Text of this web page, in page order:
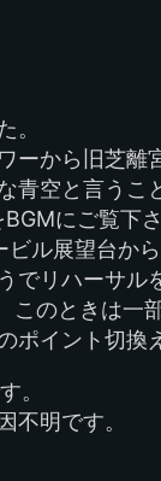
ースマップ
手拭いの旅
。
ーから旧芝離
青空と言うこ
にご覧下さ
ル展望台か
でリハーサル
のときは一
イント切換
。
不明です。